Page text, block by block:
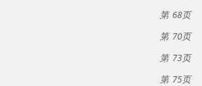
68
70
73
75